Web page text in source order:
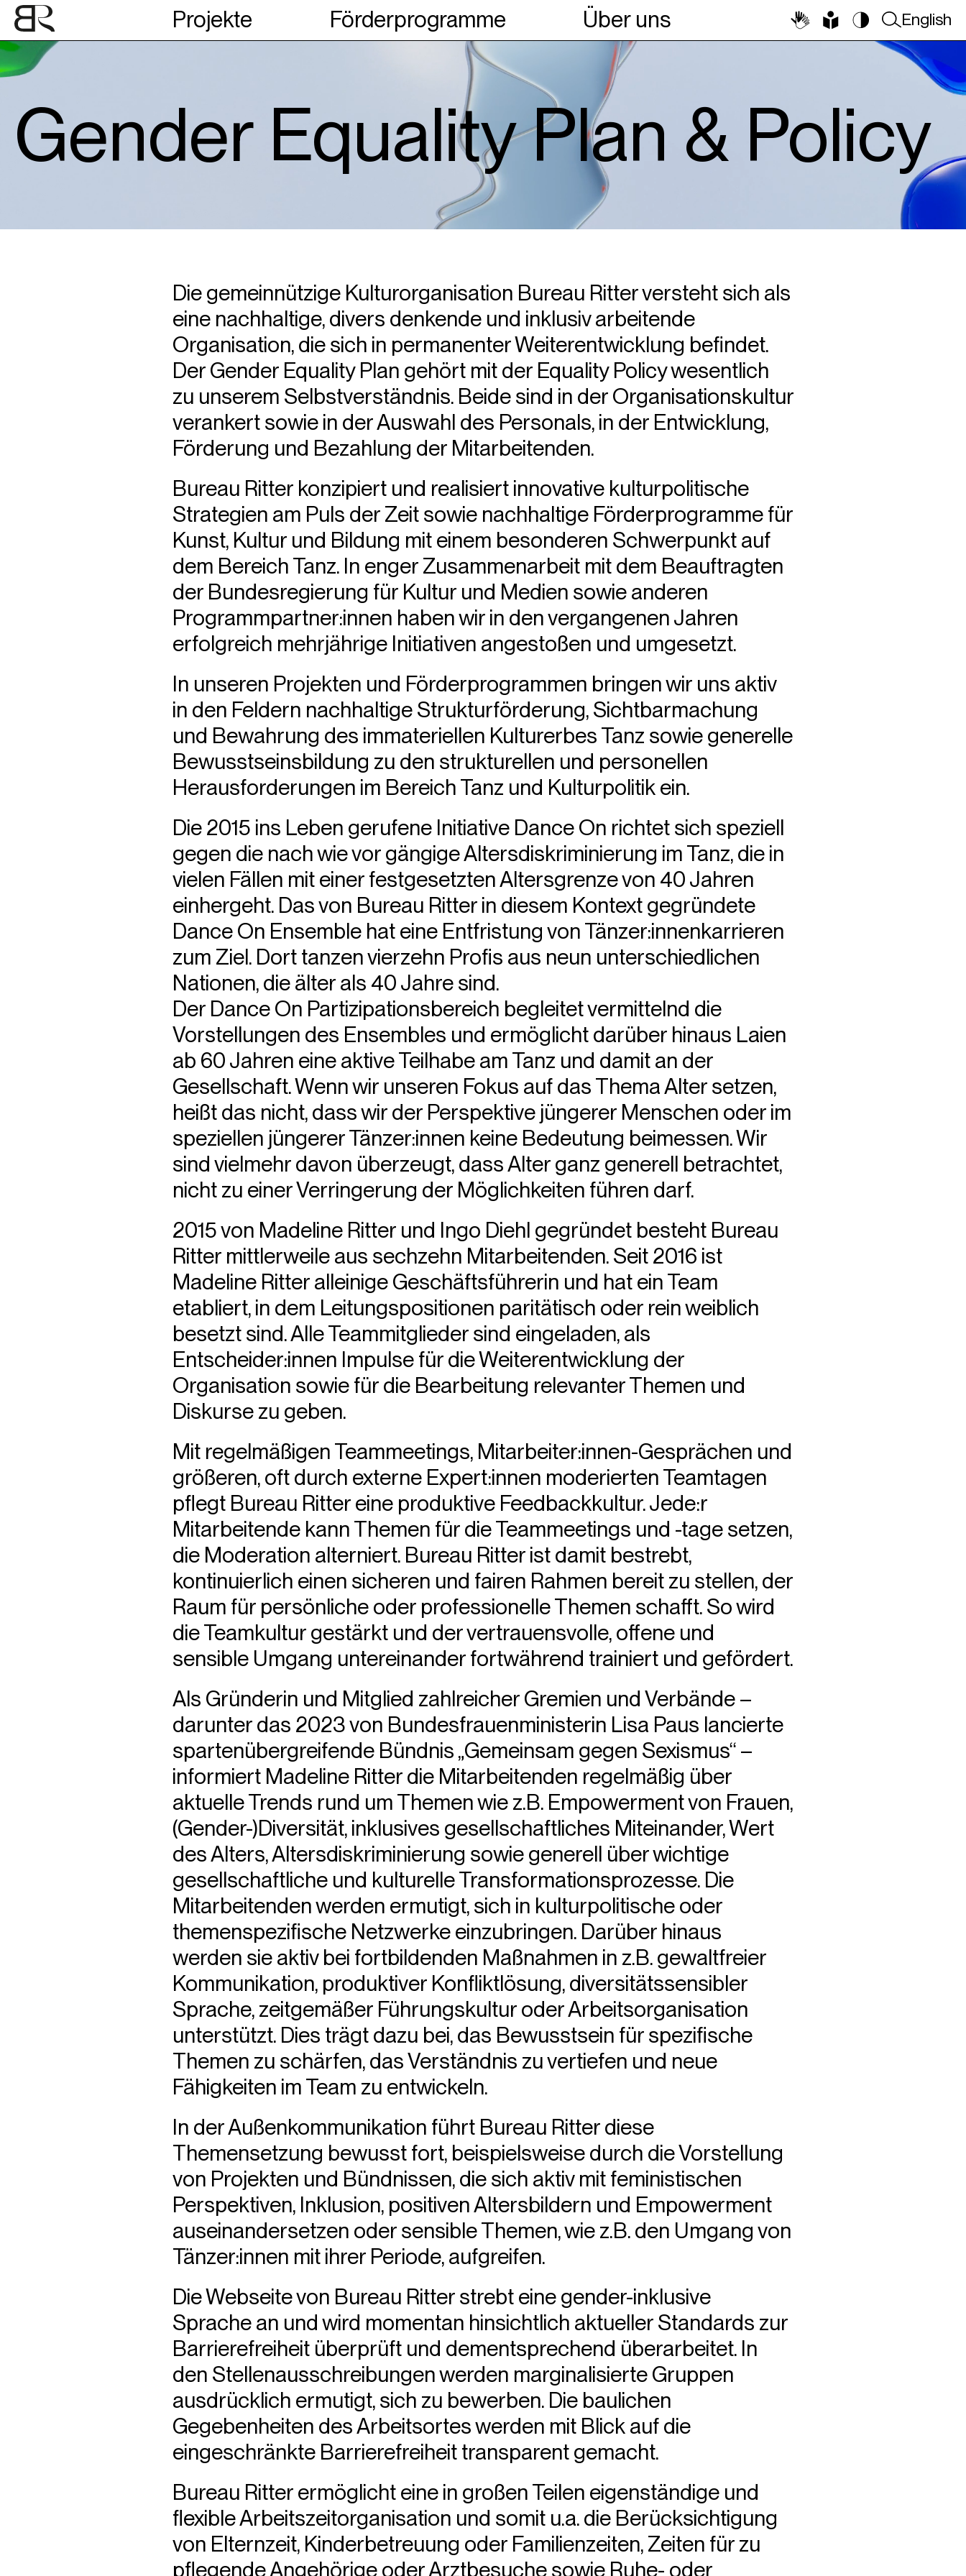
Projekte Förderprogramme Über uns English
Gender Equality Plan & Policy
Die gemeinnützige Kulturorganisation Bureau Ritter versteht sich als
eine nachhaltige, divers denkende und inklusiv arbeitende
Organisation, die sich in permanenter Weiterentwicklung befindet.
Der Gender Equality Plan gehört mit der Equality Policy wesentlich
zu unserem Selbstverständnis. Beide sind in der Organisationskultur
verankert sowie in der Auswahl des Personals, in der Entwicklung,
Förderung und Bezahlung der Mitarbeitenden.
Bureau Ritter konzipiert und realisiert innovative kulturpolitische
Strategien am Puls der Zeit sowie nachhaltige Förderprogramme für
Kunst, Kultur und Bildung mit einem besonderen Schwerpunkt auf
dem Bereich Tanz. In enger Zusammenarbeit mit dem Beauftragten
der Bundesregierung für Kultur und Medien sowie anderen
Programmpartner:innen haben wir in den vergangenen Jahren
erfolgreich mehrjährige Initiativen angestoßen und umgesetzt.
In unseren Projekten und Förderprogrammen bringen wir uns aktiv
in den Feldern nachhaltige Strukturförderung, Sichtbarmachung
und Bewahrung des immateriellen Kulturerbes Tanz sowie generelle
Bewusstseinsbildung zu den strukturellen und personellen
Herausforderungen im Bereich Tanz und Kulturpolitik ein.
Die 2015 ins Leben gerufene Initiative Dance On richtet sich speziell
gegen die nach wie vor gängige Altersdiskriminierung im Tanz, die in
vielen Fällen mit einer festgesetzten Altersgrenze von 40 Jahren
einhergeht. Das von Bureau Ritter in diesem Kontext gegründete
Dance On Ensemble hat eine Entfristung von Tänzer:innenkarrieren
zum Ziel. Dort tanzen vierzehn Profis aus neun unterschiedlichen
Nationen, die älter als 40 Jahre sind.
Der Dance On Partizipationsbereich begleitet vermittelnd die
Vorstellungen des Ensembles und ermöglicht darüber hinaus Laien
ab 60 Jahren eine aktive Teilhabe am Tanz und damit an der
Gesellschaft. Wenn wir unseren Fokus auf das Thema Alter setzen,
heißt das nicht, dass wir der Perspektive jüngerer Menschen oder im
speziellen jüngerer Tänzer:innen keine Bedeutung beimessen. Wir
sind vielmehr davon überzeugt, dass Alter ganz generell betrachtet,
nicht zu einer Verringerung der Möglichkeiten führen darf.
2015 von Madeline Ritter und Ingo Diehl gegründet besteht Bureau
Ritter mittlerweile aus sechzehn Mitarbeitenden. Seit 2016 ist
Madeline Ritter alleinige Geschäftsführerin und hat ein Team
etabliert, in dem Leitungspositionen paritätisch oder rein weiblich
besetzt sind. Alle Teammitglieder sind eingeladen, als
Entscheider:innen Impulse für die Weiterentwicklung der
Organisation sowie für die Bearbeitung relevanter Themen und
Diskurse zu geben.
Mit regelmäßigen Teammeetings, Mitarbeiter:innen-Gesprächen und
größeren, oft durch externe Expert:innen moderierten Teamtagen
pflegt Bureau Ritter eine produktive Feedbackkultur. Jede:r
Mitarbeitende kann Themen für die Teammeetings und -tage setzen,
die Moderation alterniert. Bureau Ritter ist damit bestrebt,
kontinuierlich einen sicheren und fairen Rahmen bereit zu stellen, der
Raum für persönliche oder professionelle Themen schafft. So wird
die Teamkultur gestärkt und der vertrauensvolle, offene und
sensible Umgang untereinander fortwährend trainiert und gefördert.
Als Gründerin und Mitglied zahlreicher Gremien und Verbände –
darunter das 2023 von Bundesfrauenministerin Lisa Paus lancierte
spartenübergreifende Bündnis „Gemeinsam gegen Sexismus“ –
informiert Madeline Ritter die Mitarbeitenden regelmäßig über
aktuelle Trends rund um Themen wie z.B. Empowerment von Frauen,
(Gender-)Diversität, inklusives gesellschaftliches Miteinander, Wert
des Alters, Altersdiskriminierung sowie generell über wichtige
gesellschaftliche und kulturelle Transformationsprozesse. Die
Mitarbeitenden werden ermutigt, sich in kulturpolitische oder
themenspezifische Netzwerke einzubringen. Darüber hinaus
werden sie aktiv bei fortbildenden Maßnahmen in z.B. gewaltfreier
Kommunikation, produktiver Konfliktlösung, diversitätssensibler
Sprache, zeitgemäßer Führungskultur oder Arbeitsorganisation
unterstützt. Dies trägt dazu bei, das Bewusstsein für spezifische
Themen zu schärfen, das Verständnis zu vertiefen und neue
Fähigkeiten im Team zu entwickeln.
In der Außenkommunikation führt Bureau Ritter diese
Themensetzung bewusst fort, beispielsweise durch die Vorstellung
von Projekten und Bündnissen, die sich aktiv mit feministischen
Perspektiven, Inklusion, positiven Altersbildern und Empowerment
auseinandersetzen oder sensible Themen, wie z.B. den Umgang von
Tänzer:innen mit ihrer Periode, aufgreifen.
Die Webseite von Bureau Ritter strebt eine gender-inklusive
Sprache an und wird momentan hinsichtlich aktueller Standards zur
Barrierefreiheit überprüft und dementsprechend überarbeitet. In
den Stellenausschreibungen werden marginalisierte Gruppen
ausdrücklich ermutigt, sich zu bewerben. Die baulichen
Gegebenheiten des Arbeitsortes werden mit Blick auf die
eingeschränkte Barrierefreiheit transparent gemacht.
Bureau Ritter ermöglicht eine in großen Teilen eigenständige und
flexible Arbeitszeitorganisation und somit u.a. die Berücksichtigung
von Elternzeit, Kinderbetreuung oder Familienzeiten, Zeiten für zu
pflegende Angehörige oder Arztbesuche sowie Ruhe- oder